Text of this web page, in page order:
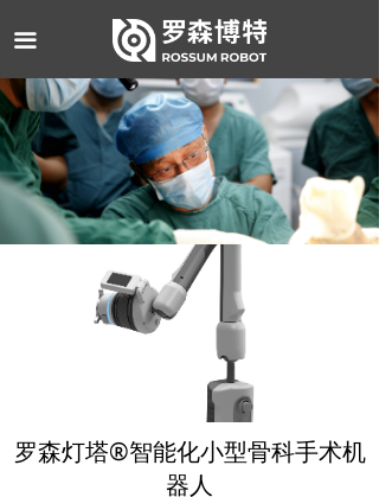
끀
罗森灯塔®️智能化小型骨科手术机
器人